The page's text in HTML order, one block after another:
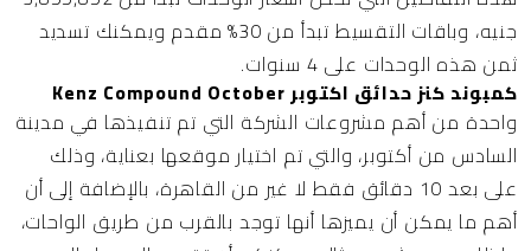
جنيه، وباقات التقسيط تبدأ من 30% مقدم ويمكنك تسديد
ثمن هذه الوحدات على 4 سنوات.
كمبوند كنز حدائق اكتوبر Kenz Compound October
واحدة من أهم مشروعات الشركة التي تم تنفيذها في مدينة
السادس من أكتوبر، والتي تم اختيار موقعها بعناية، وذلك
على بعد 10 دقائق فقط لا غير من القاهرة، بالإضافة إلى أن
أهم ما يمكن أن يميزها أنها توجد بالقرب من طريق الواحات،